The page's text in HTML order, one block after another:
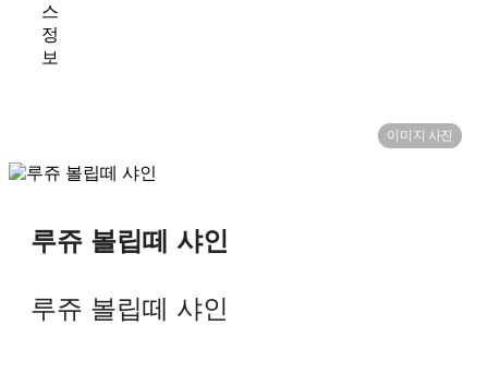
스
정
보
이미지 사진
루쥬 볼립떼 샤인
루쥬 볼립떼 샤인